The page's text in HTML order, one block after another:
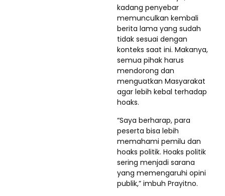
kadang penyebar
memunculkan kembali
berita lama yang sudah
tidak sesuai dengan
konteks saat ini. Makanya,
semua pihak harus
mendorong dan
menguatkan Masyarakat
agar lebih kebal terhadap
hoaks.
“Saya berharap, para
peserta bisa lebih
memahami pemilu dan
hoaks politik. Hoaks politik
sering menjadi sarana
yang memengaruhi opini
publik,” imbuh Prayitno.